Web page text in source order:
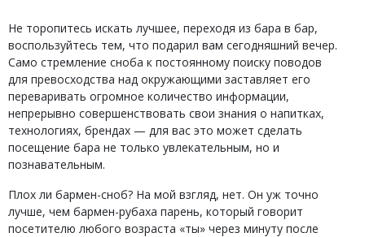
Не торопитесь искать лучшее, переходя из бара в бар,
воспользуйтесь тем, что подарил вам сегодняшний вечер.
Само стремление сноба к постоянному поиску поводов
для превосходства над окружающими заставляет его
переваривать огромное количество информации,
непрерывно совершенствовать свои знания о напитках,
технологиях, брендах — для вас это может сделать
посещение бара не только увлекательным, но и
познавательным.
Плох ли бармен-сноб? На мой взгляд, нет. Он уж точно
лучше, чем бармен-рубаха парень, который говорит
посетителю любого возраста «ты» через минуту после